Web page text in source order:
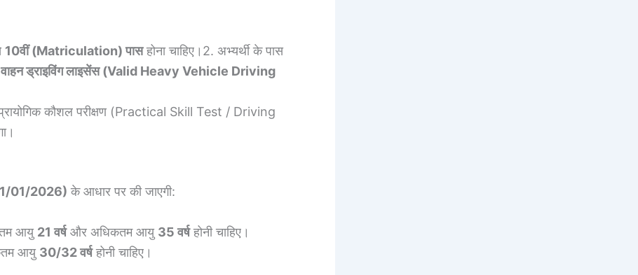
10वीं (Matriculation) पासहोना चाहिए।2. अभ्यर्थी के पास
वाहन ड्राइविंग लाइसेंस (Valid Heavy Vehicle Driving
प्रायोगिक कौशल परीक्षण (Practical Skill Test / Driving
01/2026) के आधार पर की जाएगी:
आयु 21 वर्षऔर अधिकतम आयु 35 वर्षहोनी चाहिए।
आयु 30/32 वर्षहोनी चाहिए।